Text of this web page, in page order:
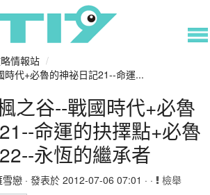
情報站 /
代+必魯的神祕日記21--命運...
之谷--戰國時代+必魯
命運的抉擇點+必魯
永恆的繼承者
雪戀 · 發表於 2012-07-06 07:01 · · 檢舉